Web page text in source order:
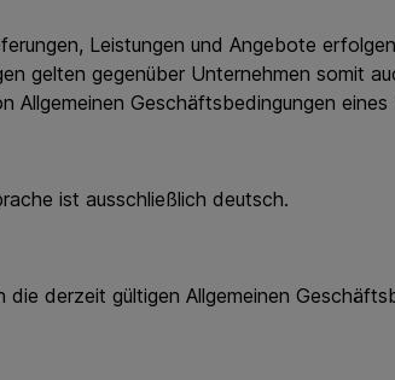
Leistungen und Angebote erfolgen
gelten gegenüber Unternehmen somit
Allgemeinen Geschäftsbedingungen
ist ausschließlich deutsch.
gültigen Allgemeinen